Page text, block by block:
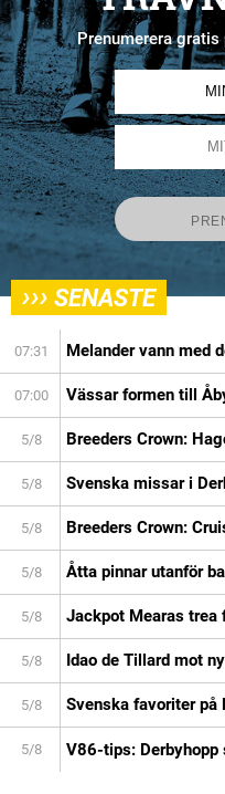
Prenumerera gratis
››› SENASTE
07:31 Melander vann med
07:00 Vässar formen till
5/8 Breeders Crown:
5/8 Svenska missar i
5/8 Breeders Crown:
5/8 Åtta pinnar utanför
5/8 Jackpot Mearas trea
5/8 Idao de Tillard mot
5/8 Svenska favoriter på
5/8 V86-tips: Derbyhopp